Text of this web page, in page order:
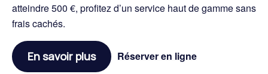
atteindre 500 €, profitez d’un service haut de gamme sans
frais cachés.
En savoir plus Réserver en ligne